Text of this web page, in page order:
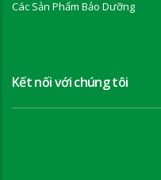
Các Sản Phẩm Bảo Dưỡng
Kết nối với chúng tôi